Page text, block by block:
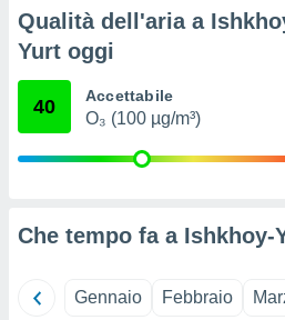
non
dei
Qualità dell'aria a
Yurt oggi
40 Accettabile
O₃ (100 µg/m³)
Che tempo fa a Ishkhoy-
Gennaio Febbraio